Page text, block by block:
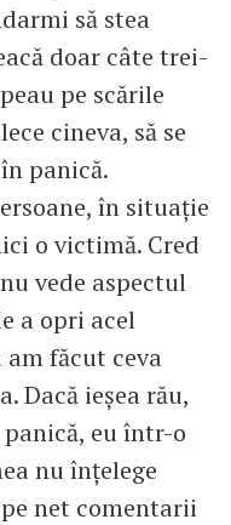
să stea
doar câte trei-
pe scările
cineva, să se
panică.
în situație
o victimă. Cred
vede aspectul
a opri acel
făcut ceva
Dacă ieșea rău,
eu într-o
nu înțelege
net comentarii